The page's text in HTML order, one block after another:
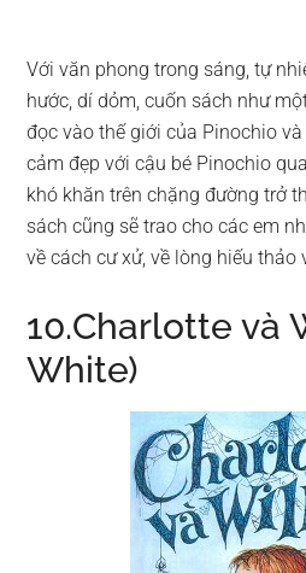
Với văn phong trong sáng, tự
hước, dí dỏm, cuốn sách như
đọc vào thế giới của Pinochio
cảm đẹp với cậu bé Pinochio
khó khăn trên chặng đường trở
sách cũng sẽ trao cho các em
về cách cư xử, về lòng hiếu thảo
10.Charlotte và
White)